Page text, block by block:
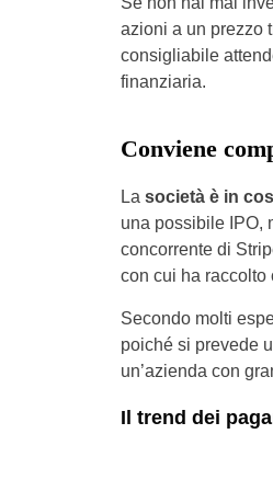
azioni a un prezzo
consigliabile
finanziaria.
Conviene
La società è in
una possibile IPO,
concorrente di
con cui ha raccolto
Secondo molti
poiché si prevede
un’azienda con
Il trend dei